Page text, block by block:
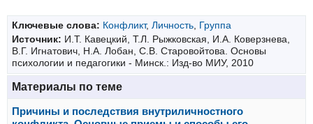
Ключевые слова: Конфликт, Личность, Группа
Источник: И.Т. Кавецкий, Т.Л. Рыжковская, И.А. Коверзнева,
В.Г. Игнатович, Н.А. Лобан, С.В. Старовойтова. Основы
психологии и педагогики - Минск.: Изд-во МИУ, 2010
Материалы по теме
Причины и последствия внутриличностного